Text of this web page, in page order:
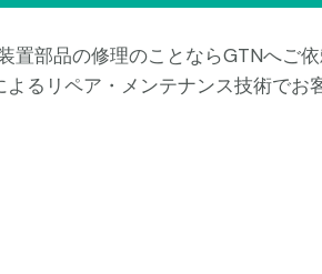
置部品の修理のことならGTNへご依
るリペア・メンテナンス技術でお